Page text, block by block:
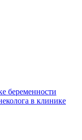
беременности
в клинике